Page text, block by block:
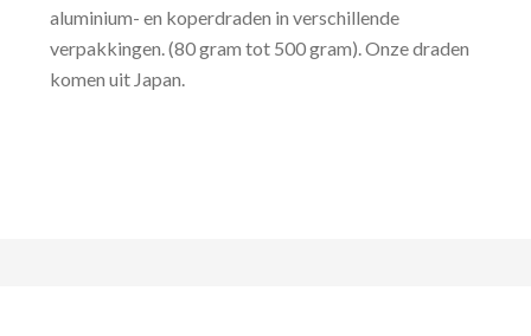
aluminium- en koperdraden in verschillende
verpakkingen. (80 gram tot 500 gram). Onze draden
komen uit Japan.